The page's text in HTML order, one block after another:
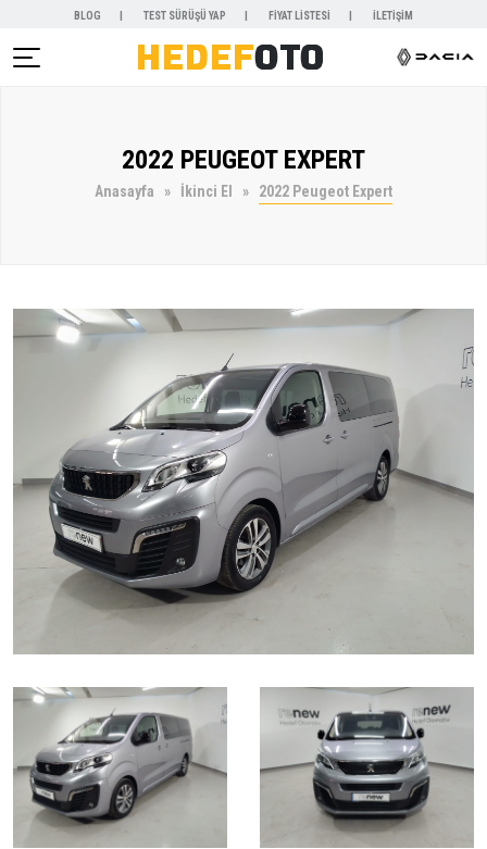
SERVİSLER )
BLOG TEST SÜRÜŞÜ YAP FİYAT LİSTESİ İLETİŞİM
2022 PEUGEOT EXPERT
Anasayfa İkinci El 2022 Peugeot Expert